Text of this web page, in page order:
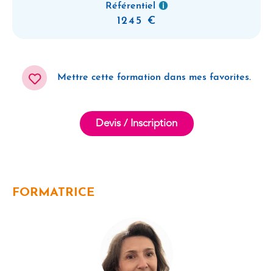
Référentiel
1245
Mettre cette formation dans mes favorites.
Devis / Inscription
FORMATRICE